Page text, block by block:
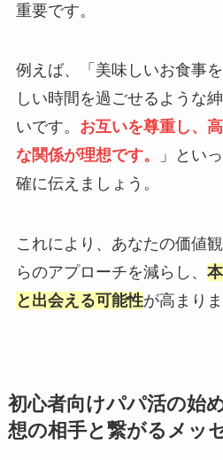
重要です。
例えば、「美味しいお食事
しい時間を過ごせるような
いです。 お互いを尊重し、
な関係が理想です。
」とい
確に伝えましょう。
これにより、あなたの価値
らのアプローチを減らし、
と出会える可能性が高まりま
初心者向けパパ活の始
想の相手と繋がるメッ